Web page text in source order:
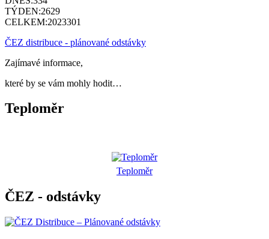
TÝDEN:2629
CELKEM:2023301
ČEZ distribuce - plánované odstávky
Zajímavé informace,
které by se vám mohly hodit…
Teploměr
Teploměr
ČEZ - odstávky